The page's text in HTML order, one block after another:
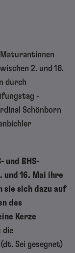
2. und 16.
durch
-
Schönborn
und BHS-
und 16. Mai ihre
sie sich dazu auf
des
Kerze
die
Sei gesegnet)